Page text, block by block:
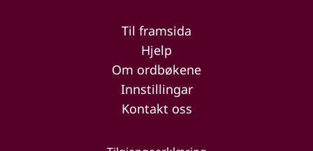
Til framsida
Hjelp
Om ordbøkene
Innstillingar
Kontakt oss